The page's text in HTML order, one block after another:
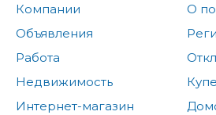
Компании
Объявления
Работа
Недвижимость
Интернет-магазин
О